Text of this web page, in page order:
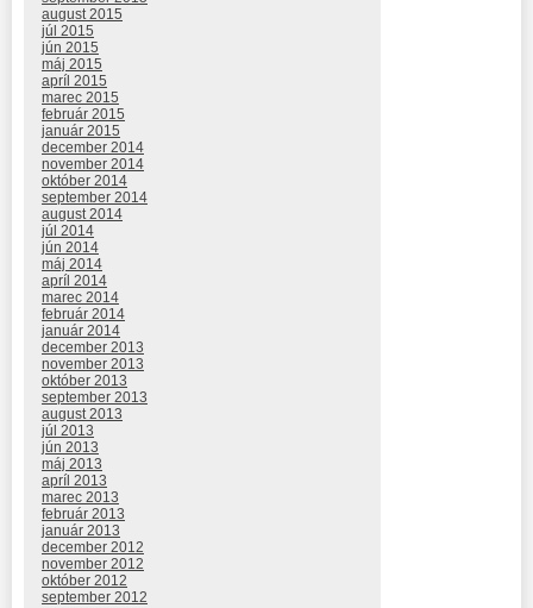
august 2015
júl 2015
jún 2015
máj 2015
apríl 2015
marec 2015
február 2015
január 2015
december 2014
november 2014
október 2014
september 2014
august 2014
júl 2014
jún 2014
máj 2014
apríl 2014
marec 2014
február 2014
január 2014
december 2013
november 2013
október 2013
september 2013
august 2013
júl 2013
jún 2013
máj 2013
apríl 2013
marec 2013
február 2013
január 2013
december 2012
november 2012
október 2012
september 2012